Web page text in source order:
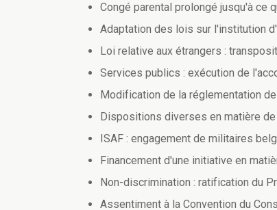
Congé parental prolongé jusqu'à ce
Adaptation des lois sur l'institution
Loi relative aux étrangers :
Services publics : exécution de
Modification de la réglementation
Dispositions diverses en matière
ISAF : engagement de militaires
Financement d'une initiative en
Non-discrimination : ratification du
Assentiment à la Convention du